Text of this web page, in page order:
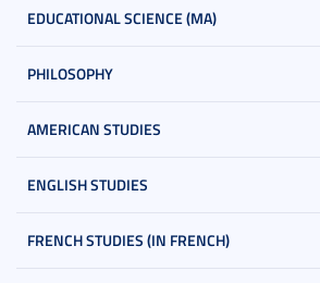
EDUCATIONAL SCIENCE (MA)
PHILOSOPHY
AMERICAN STUDIES
ENGLISH STUDIES
FRENCH STUDIES (IN FRENCH)